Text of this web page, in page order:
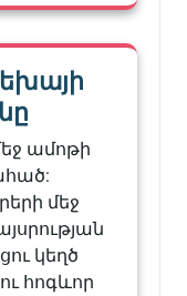
ամոթի
մեջ
կեղծ
հոգևոր